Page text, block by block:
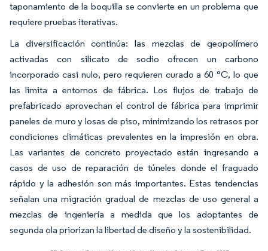
taponamiento de la boquilla se convierte en un problema que
requiere pruebas iterativas.
La diversificación continúa: las mezclas de geopolímero
activadas con silicato de sodio ofrecen un carbono
incorporado casi nulo, pero requieren curado a 60 °C, lo que
las limita a entornos de fábrica. Los flujos de trabajo de
prefabricado aprovechan el control de fábrica para imprimir
paneles de muro y losas de piso, minimizando los retrasos por
condiciones climáticas prevalentes en la impresión en obra.
Las variantes de concreto proyectado están ingresando a
casos de uso de reparación de túneles donde el fraguado
rápido y la adhesión son más importantes. Estas tendencias
señalan una migración gradual de mezclas de uso general a
mezclas de ingeniería a medida que los adoptantes de
segunda ola priorizan la libertad de diseño y la sostenibilidad.